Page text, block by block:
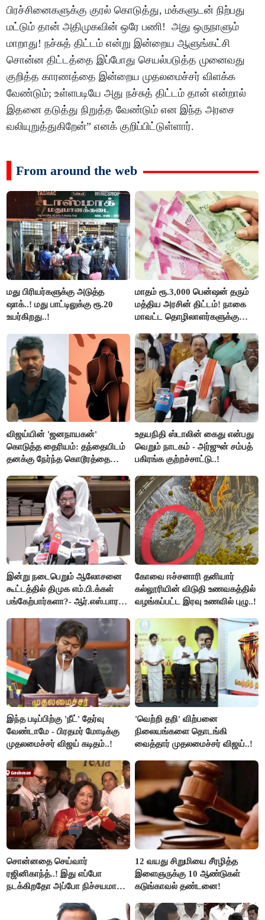
பிரச்சினைகளுக்கு குரல் கொடுத்து, மக்களுடன் நிற்பது
மட்டும் தான் அதிமுகவின் ஒரே பணி! அது ஒருநாளும்
மாறாது! நச்சுத் திட்டம் என்று இன்றைய ஆளுங்கட்சி
சொன்ன திட்டத்தை இப்போது செயல்படுத்த முனைவது
குறித்த காரணத்தை இன்றைய முதலமைச்சர் விளக்க
வேண்டும்; உள்ளபடியே அது நச்சுத் திட்டம் தான் என்றால்
இதனை தடுத்து நிறுத்த வேண்டும் என இந்த அரசை
வலியுறுத்துகிறேன்” எனக் குறிப்பிட்டுள்ளார்.
From around the web
மது பிரியர்களுக்கு அடுத்த
ஷாக்..! மது பாட்டிலுக்கு ரூ.20
உயர்கிறது..!
மாதம் ரூ.3,000 பென்ஷன் தரும்
மத்திய அரசின் திட்டம்! நாகை
மாவட்ட தொழிலாளர்களுக்கு
செய்தி!
விஜய்யின் 'ஜனநாயகன்'
கொடுத்த தைரியம்: தந்தையிடம்
தனக்கு நேர்ந்த கொடூரத்தை
உதயநிதி ஸ்டாலின் கைது என்பது
வெறும் நாடகம் - அர்ஜுன் சம்பத்
பகிரங்க குற்றச்சாட்டு..!
இன்று நடைபெறும் ஆலோசனை
கூட்டத்தில் திமுக எம்.பி.க்கள்
பங்கேற்பார்களா?- ஆர்.எஸ்.பாரதி
கோவை ஈச்சனாரி தனியார்
கல்லூரியின் விடுதி உணவகத்தில்
வழங்கப்பட்ட இரவு உணவில் புழு..!
இந்த படிப்பிற்கு 'நீட்' தேர்வு
வேண்டாமே - பிரதமர் மோடிக்கு
முதலமைச்சர் விஜய் கடிதம்..!
'வெற்றி தறி' விற்பனை
நிலையங்களை தொடங்கி
வைத்தார் முதலமைச்சர் விஜய்..!
சொன்னதை செய்வார்
ரஜினிகாந்த்..! இது எப்போ
நடக்கிறதோ அப்போ நிச்சயமாக
ரஜினிகாந்த்..!
12 வயது சிறுமியை சீரழித்த
இளைஞருக்கு 10 ஆண்டுகள்
கடுங்காவல் தண்டனை!